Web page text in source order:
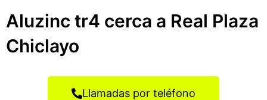
Aluzinc tr4 cerca a Real Plaza
Chiclayo
Llamadas por teléfono